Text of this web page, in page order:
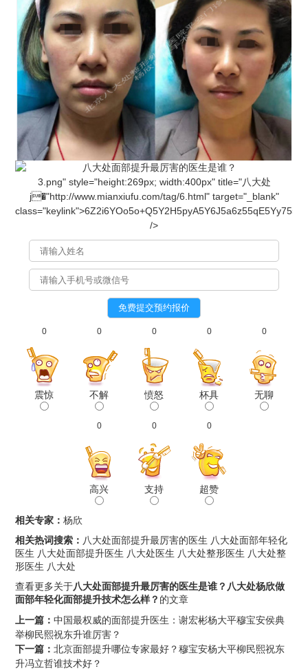
3.png" style="height:269px; width:400px" title="八大处
j�"http://www.mianxiufu.com/tag/6.html" target="_blank"
class="keylink">6Z2i6YOo5o+Q5Y2H5pyA5Y6J5a6z55qE5Yy755
/>
0
震惊
0
不解
0
愤怒
0
杯具
0
无聊
0
高兴
0
支持
0
超赞
相关专家：杨欣
相关热词搜索： 八大处面部提升最厉害的医生 八大处面部年轻化
医生 八大处面部提升医生 八大处医生 八大处整形医生 八大处整
形医生 八大处
查看更多关于八大处面部提升最厉害的医生是谁？八大处杨欣做
面部年轻化面部提升技术怎么样？ 的文章
上一篇：中国最权威的面部提升医生：谢宏彬杨大平穆宝安侯典
举柳民熙祝东升谁厉害？
下一篇：北京面部提升哪位专家最好？穆宝安杨大平柳民熙祝东
升冯立哲谁技术好？